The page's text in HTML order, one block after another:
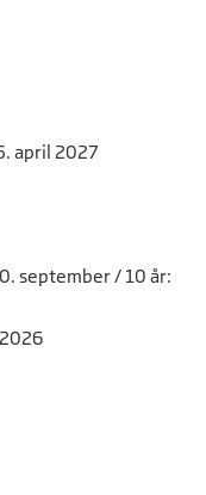
april 2027
september / 10 år: